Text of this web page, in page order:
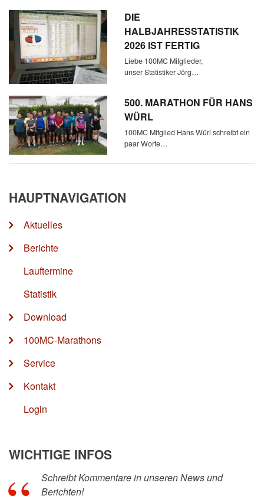
DIE
HALBJAHRESSTATISTIK
2026 IST FERTIG
Liebe 100MC Mitglieder,
unser Statistiker Jörg…
500. MARATHON FÜR HANS
WÜRL
100MC Mitglied Hans Würl schreibt ein
paar Worte…
HAUPTNAVIGATION
Aktuelles
Berichte
Lauftermine
Statistik
Download
100MC-Marathons
Service
Kontakt
Login
WICHTIGE INFOS
Schreibt Kommentare in unseren News und
Berichten!